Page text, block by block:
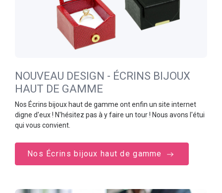
NOUVEAU DESIGN - ÉCRINS BIJOUX
HAUT DE GAMME
Nos Écrins bijoux haut de gamme ont enfin un site internet
digne d'eux ! N'hésitez pas à y faire un tour ! Nous avons l'étui
qui vous convient.
Nos Écrins bijoux haut de gamme